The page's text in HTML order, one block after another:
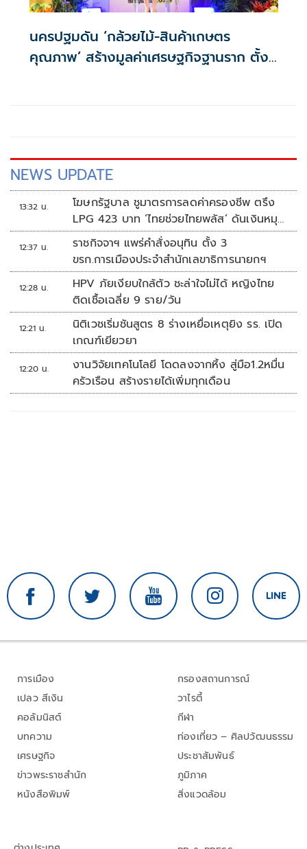
นครปฐมดัน ‘กล้วยไม้-สินค้าเกษตร
คุณภาพ’ สร้างมูลค่าเศรษฐกิจฐานราก ตั้ง
NEWS UPDATE
13:32 น.
โฆษกรัฐบาล ชูมาตรการลดค่าครองชีพ ตรึง
LPG 423 บาท ‘ไทยช่วยไทยพลัส’ ดันเงินหมุน
แสนล้าน
12:37 น.
ราชกิจจาฯ แพร่คำสั่งอนุทิน ตั้ง 3
ขรก.การเมืองประจำสำนักเลขาธิการนายกฯ
12:28 น.
HPV ภัยเงียบใกล้ตัว ชะล่าใจไม่ได้ หญิงไทย
ติดเชื้อเฉลี่ย 9 ราย/วัน
12:21 น.
นิติเวชเริ่มชันสูตร 8 ร่างเหยื่อเหตุยิง รร. เปิด
เกณฑ์เยียวยา
12:20 น.
งานวิจัยเทคโนโลยี โดดลงจากหิ้ง สู่มือ1.2หมื่น
ครัวเรือน สร้างรายได้เพิ่มทุกเดือน
การเมือง
เปลว สีเงิน
คอลัมนิสต์
บทความ
เศรษฐกิจ
ข่าวพระราชสำนัก
หนังสือพิมพ์
กรองสถานการณ์
วาไรตี้
กีฬา
ท่องเที่ยว – ศิลปวัฒนธรรม
ประชาสัมพันธ์
ภูมิภาค
สิ่งแวดล้อม